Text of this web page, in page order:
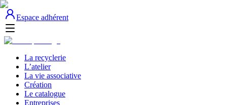
Espace adhérent
La recyclerie
L’atelier
La vie associative
Création
Le catalogue
Entreprises